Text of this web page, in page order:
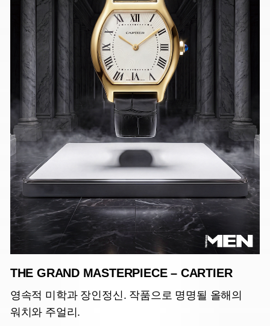
THE GRAND MASTERPIECE – CARTIER
영속적 미학과 장인정신. 작품으로 명명될 올해의
워치와 주얼리.